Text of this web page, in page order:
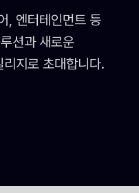
, 엔터테인먼트 등
션과 새로운
지로 초대합니다.